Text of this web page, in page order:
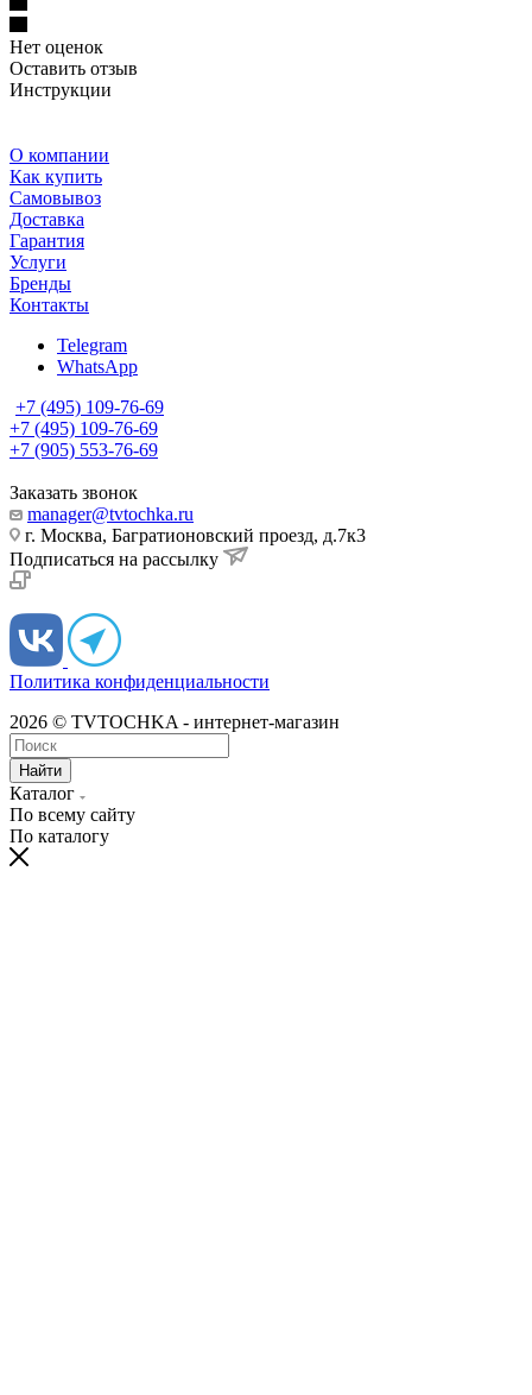
Нет оценок
Оставить отзыв
Инструкции
О компании
Как купить
Самовывоз
Доставка
Гарантия
Услуги
Бренды
Контакты
Telegram
WhatsApp
+7 (495) 109-76-69
+7 (495) 109-76-69
+7 (905) 553-76-69
Заказать звонок
manager@tvtochka.ru
г. Москва, Багратионовский проезд, д.7к3
Подписаться на рассылку
Политика конфиденциальности
2026 © TVTOCHKA - интернет-магазин
Найти
Каталог
По всему сайту
По каталогу